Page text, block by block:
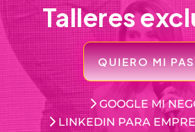
Talleres
QUIERO MI
GOOGLE MI
LINKEDIN PARA